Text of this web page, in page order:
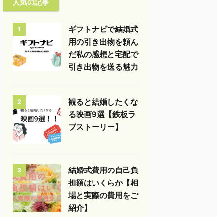
人気の記事
1
ギフトナビで結婚式
用の引き出物を頼ん
だ私の感想と宅配で
引き出物を送る魅力
2
観ると結婚したくな
る映画9選【鉄板ラ
ブストーリー】
3
結婚式費用の自己負
担額はいくらか【相
場と実際の費用をご
紹介】